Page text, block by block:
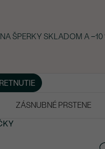
ŠPERKY SKLADOM A
ZÁSNUBNÉ PRSTENE